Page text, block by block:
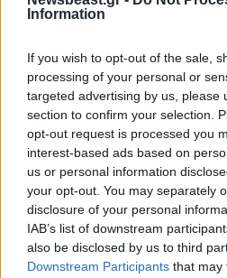
Information
If you wish to opt-out of the sale,
processing of your personal or
targeted advertising by us, please
section to confirm your selection.
opt-out request is processed you
interest-based ads based on
us or personal information
your opt-out. You may separately
disclosure of your personal
IAB’s list of downstream
also be disclosed by us to third
Downstream Participants that may
Πλήγμα για την εξωτερική
πρόκληση για την Αθήνα